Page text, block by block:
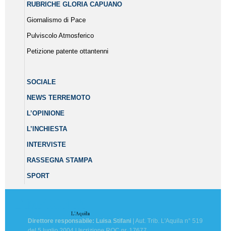
RUBRICHE GLORIA CAPUANO
Giornalismo di Pace
Pulviscolo Atmosferico
Petizione patente ottantenni
SOCIALE
NEWS TERREMOTO
L’OPINIONE
L’INCHIESTA
INTERVISTE
RASSEGNA STAMPA
SPORT
Direttore responsabile: Luisa Stifani | Aut. Trib. L'Aquila n° 519